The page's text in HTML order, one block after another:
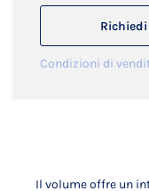
Condizioni di
Il volume offre un